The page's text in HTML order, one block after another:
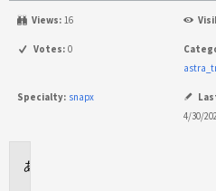
Views: 16
Votes: 0
Specialty: snapx
4/30/